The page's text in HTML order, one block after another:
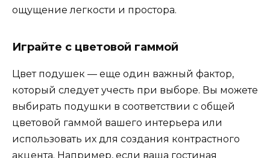
ощущение легкости и простора.
Играйте с цветовой гаммой
Цвет подушек — еще один важный фактор,
который следует учесть при выборе. Вы можете
выбирать подушки в соответствии с общей
цветовой гаммой вашего интерьера или
использовать их для создания контрастного
акцента. Например, если ваша гостиная